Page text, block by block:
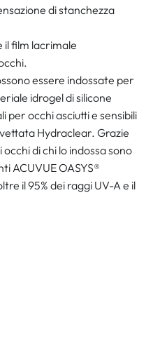
di stanchezza
il film lacrimale
essere indossate per
idrogel di silicone
per occhi asciutti e sensibili
Hydraclear. Grazie
di chi lo indossa sono
ACUVUE OASYS®
il 95% dei raggi UV-A e il